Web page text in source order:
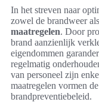
In het streven naar
zowel de brandweer
maatregelen. Door
brand aanzienlijk
eigendommen
regelmatig
van personeel zijn
maatregelen vormen
brandpreventiebeleid.